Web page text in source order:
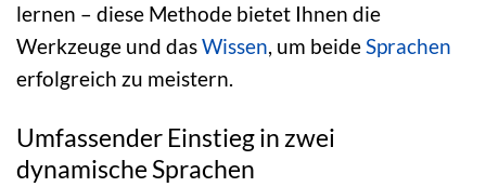
lernen – diese Methode bietet Ihnen die
Werkzeuge und dasWissen, um beideSprachen
erfolgreich zu meistern.
Umfassender Einstieg in zwei
dynamische Sprachen